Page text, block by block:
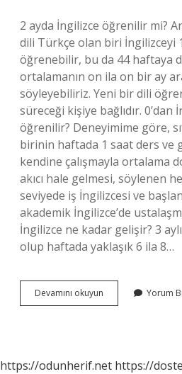
2 ayda İngilizce öğrenilir mi?
dili Türkçe olan biri İngilizceyi
öğrenebilir, bu da 44 haftaya
ortalamanın on ila on bir ay
söyleyebiliriz. Yeni bir dili
süreceği kişiye bağlıdır. 0’dan
öğrenilir? Deneyimime göre,
birinin haftada 1 saat ders ve
kendine çalışmayla ortalama
akıcı hale gelmesi, söylenen
seviyede iş İngilizcesi ve
akademik İngilizce’de
İngilizce ne kadar gelişir? 3
olup haftada yaklaşık 6 ila 8…
Devamını okuyun
Ayda
Yorum
https://odunherif.net https://